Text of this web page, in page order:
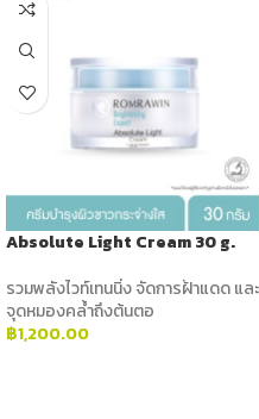
Absolute Light Cream 30 g.
รวมพลังไวท์เทนนิ่ง จัดการฝ้าแดด และ
จุดหมองคล้ำถึงต้นตอ
฿1,200.00